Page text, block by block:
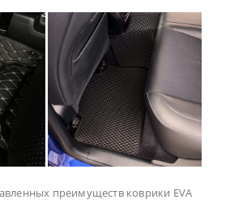
преимуществ коврики EVA